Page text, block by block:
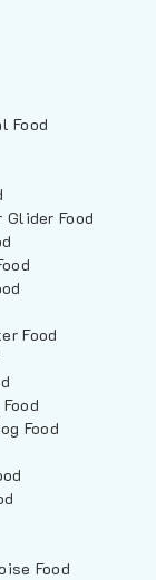
Food
Glider Food
Food
Food
Food